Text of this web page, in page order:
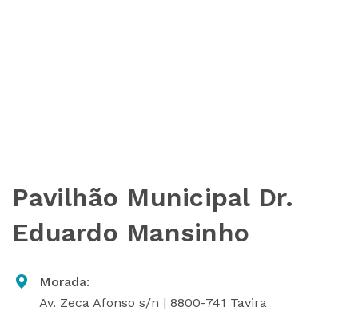
Pavilhão Municipal Dr.
Eduardo Mansinho
Morada:
Av. Zeca Afonso s/n | 8800-741 Tavira